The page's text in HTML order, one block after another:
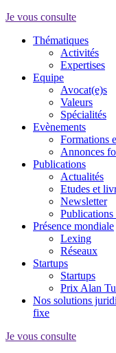
Je vous consulte
Thématiques
Activités
Expertises
Equipe
Avocat(e)s
Valeurs
Spécialités
Evènements
Formations
Annonces
Publications
Actualités
Etudes et
Newsletter
Publications
Présence mondiale
Lexing
Réseaux
Startups
Startups
Prix Alan
Nos solutions
fixe
Je vous consulte